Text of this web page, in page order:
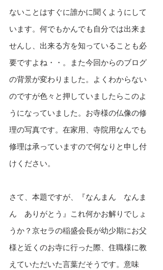
ないことはすぐに誰かに聞くようにして
います。何でもかんでも自分では出来ま
せんし、出来る方を知っていることも必
要ですよね・・。また今回からのブログ
の背景が変わりました。よくわからない
のですが色々と押していましたらこのよ
うになっていました。お寺様の仏像の修
理の写真です。在家用、寺院用なんでも
修理は承っていますので何なりと申し付
けください。
さて、本題ですが、『なんまん　なんま
ん　ありがとう』これ何かお解りでしょ
うか？京セラの稲盛会長が幼少期にお父
様と近くのお寺に行った際、住職様に教
えていただいた言葉だそうです。意味